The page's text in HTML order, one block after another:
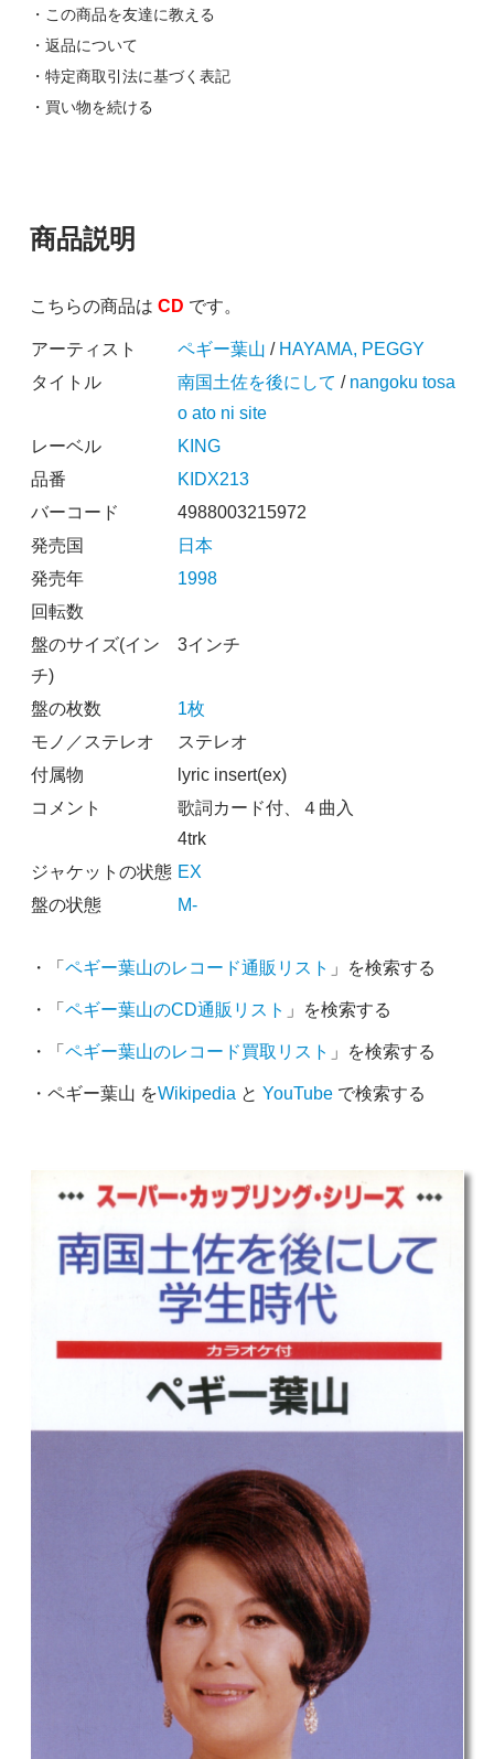
・この商品を友達に教える
・返品について
・特定商取引法に基づく表記
・買い物を続ける
商品説明
こちらの商品は CD です。
アーティスト ペギー葉山 / HAYAMA, PEGGY
タイトル
南国土佐を後にして / nangoku tosa
o ato ni site
レーベル
KING
品番
KIDX213
バーコード
4988003215972
発売国
日本
発売年
1998
回転数
盤のサイズ(イン
チ)
3インチ
盤の枚数
1枚
モノ／ステレオ
ステレオ
付属物
lyric insert(ex)
コメント
歌詞カード付、４曲入
4trk
ジャケットの状態 EX
盤の状態
M-
・「 ペギー葉山のレコード通販リスト 」を検索する
・「 ペギー葉山のCD通販リスト 」を検索する
・「 ペギー葉山のレコード買取リスト 」を検索する
・ペギー葉山 をWikipedia と YouTubeで検索する